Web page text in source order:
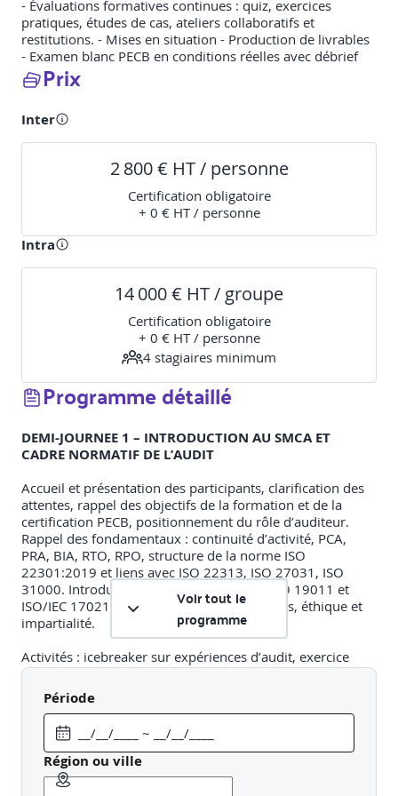
- Évaluations formatives continues : quiz, exercices
pratiques, études de cas, ateliers collaboratifs et
restitutions. - Mises en situation - Production de livrables
- Examen blanc PECB en conditions réelles avec débrief
Prix
Inter
2 800 € HT / personne
Certification obligatoire
+ 0 € HT / personne
Intra
14 000 € HT / groupe
Certification obligatoire
+ 0 € HT / personne
4 stagiaires minimum
Programme détaillé
DEMI-JOURNEE 1 – INTRODUCTION AU SMCA ET
CADRE NORMATIF DE L’AUDIT
Accueil et présentation des participants, clarification des
attentes, rappel des objectifs de la formation et de la
certification PECB, positionnement du rôle d’auditeur.
Rappel des fondamentaux : continuité d’activité, PCA,
PRA, BIA, RTO, RPO, structure de la norme ISO
22301:2019 et liens avec ISO 22313, ISO 27031, ISO
31000. Introduction aux normes d’audit ISO 19011 et
ISO/IEC 17021, exigences légales sectorielles, éthique et
impartialité.
Activités : icebreaker sur expériences d’audit, exercice
d’association clauses/exemples, quiz interactif.
DEMI-JOURNEE 2 – PRINCIPES ET TYPES D’AUDIT
APPLIQUES AU SMCA
Étude des principes d’audit (intégrité, indépendance,
preuves, approche par les risques) et de leur rôle dans
l’amélioration continue. Différenciation entre audits
Voir tout le
programme
Période
Région ou ville